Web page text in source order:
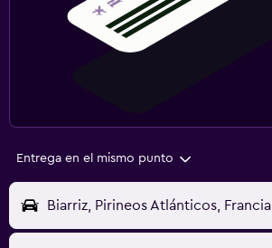
Entrega en el mismo punto
Biarriz, Pirineos Atlánticos, Francia